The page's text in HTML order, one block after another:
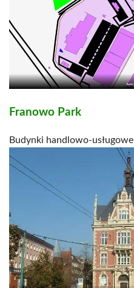
Franowo Park
Budynki handlowo-usługowe